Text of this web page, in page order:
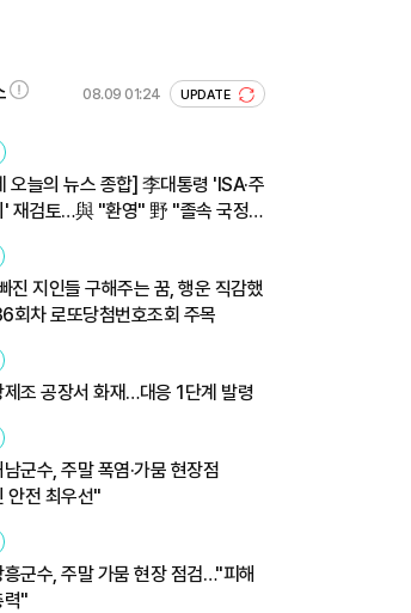
08.09 01:24 UPDATE
오늘의 뉴스 종합] 李대통령 'ISA·주
' 재검토…與 "환영" 野 "졸속 국정"
진 지인들 구해주는 꿈, 행운 직감했
회차 로또당첨번호조회 주목
제조 공장서 화재…대응 1단계 발령
군수, 주말 폭염·가뭄 현장점
안전 최우선"
군수, 주말 가뭄 현장 점검…"피해
력"